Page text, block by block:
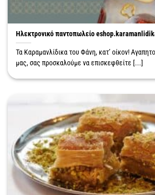
Ηλεκτρονικό παντοπωλείο
Τα Καραμανλίδικα του Φάνη, κατ’ οίκον!
μας, σας προσκαλούμε να επισκεφθείτε [...]